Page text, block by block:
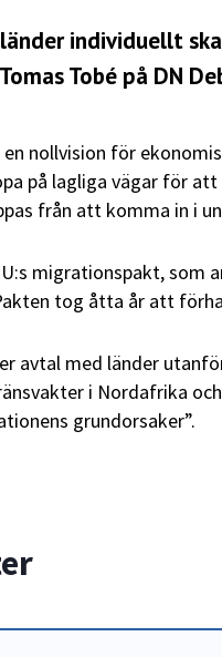
individuellt
Tobé på DN
en nollvision för
på lagliga vägar för
från att komma in i
migrationspakt, som
tog åtta år att
avtal med länder
i Nordafrika
grundorsaker”.